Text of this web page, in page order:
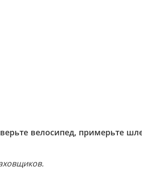
велосипед, примерьте